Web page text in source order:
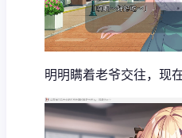
明明瞒着老爷交往，现